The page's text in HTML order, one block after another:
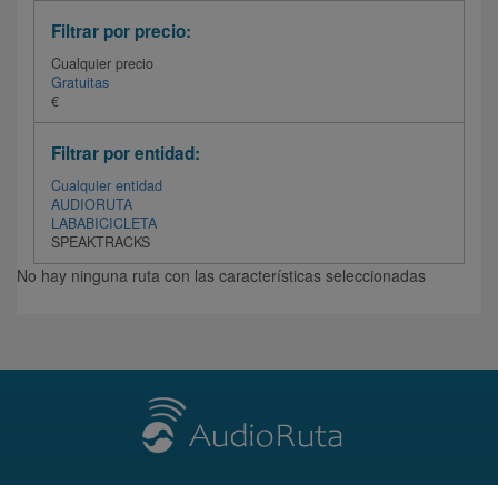
Filtrar por precio:
Cualquier precio
Gratuitas
€
Filtrar por entidad:
Cualquier entidad
AUDIORUTA
LABABICICLETA
SPEAKTRACKS
No hay ninguna ruta con las características seleccionadas